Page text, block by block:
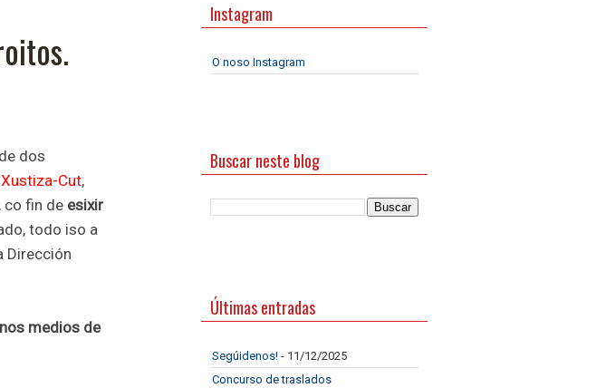
dos
Cut,
co fin de esixir
todo iso a
Dirección
medios de
Instagram
O noso Instagram
Buscar neste blog
Últimas entradas
Segúidenos! - 11/12/2025
Concurso de traslados